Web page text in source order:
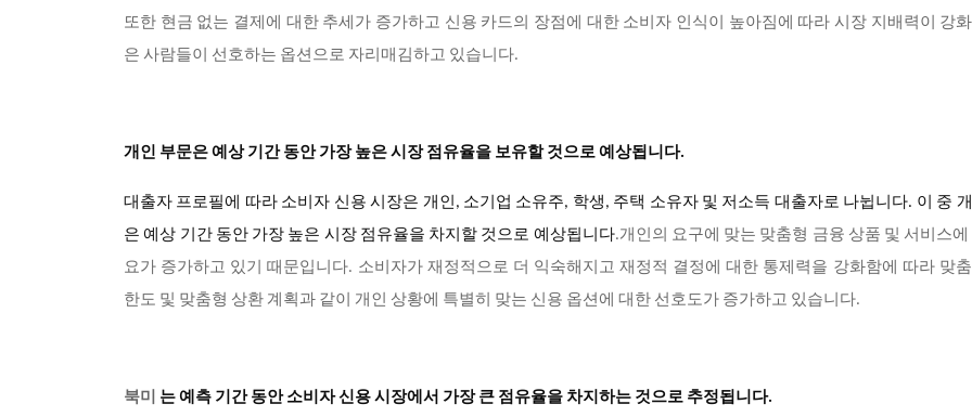
또한 현금 없는 결제에 대한 추세가 증가하고 신용 카드의 장점에 대한 소비자 인식이 높아짐에 따라 시장 지배력이 강
은 사람들이 선호하는 옵션으로 자리매김하고 있습니다.
개인 부문은 예상 기간 동안 가장 높은 시장 점유율을 보유할 것으로 예상됩니다.
대출자 프로필에 따라 소비자 신용 시장은 개인, 소기업 소유주, 학생, 주택 소유자 및 저소득 대출자로 나뉩니다. 이 중
은 예상 기간 동안 가장 높은 시장 점유율을 차지할 것으로 예상됩니다.개인의 요구에 맞는 맞춤형 금융 상품 및 서비스에
요가 증가하고 있기 때문입니다. 소비자가 재정적으로 더 익숙해지고 재정적 결정에 대한 통제력을 강화함에 따라 맞
한도 및 맞춤형 상환 계획과 같이 개인 상황에 특별히 맞는 신용 옵션에 대한 선호도가 증가하고 있습니다.
북미 는 예측 기간 동안 소비자 신용 시장에서 가장 큰 점유율을 차지하는 것으로 추정됩니다.